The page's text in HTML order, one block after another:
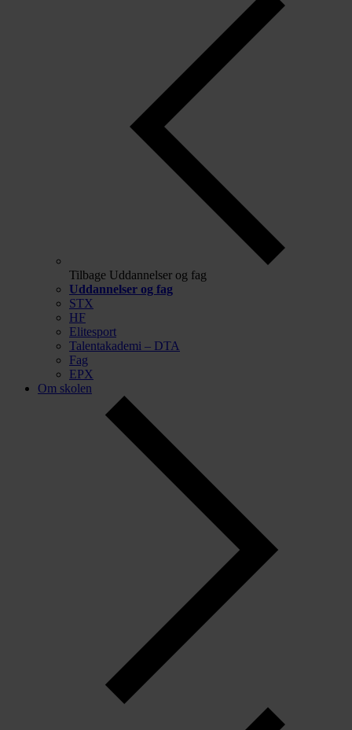
Tilbage Uddannelser og fag
Uddannelser og fag
STX
HF
Elitesport
Talentakademi – DTA
Fag
EPX
Om skolen